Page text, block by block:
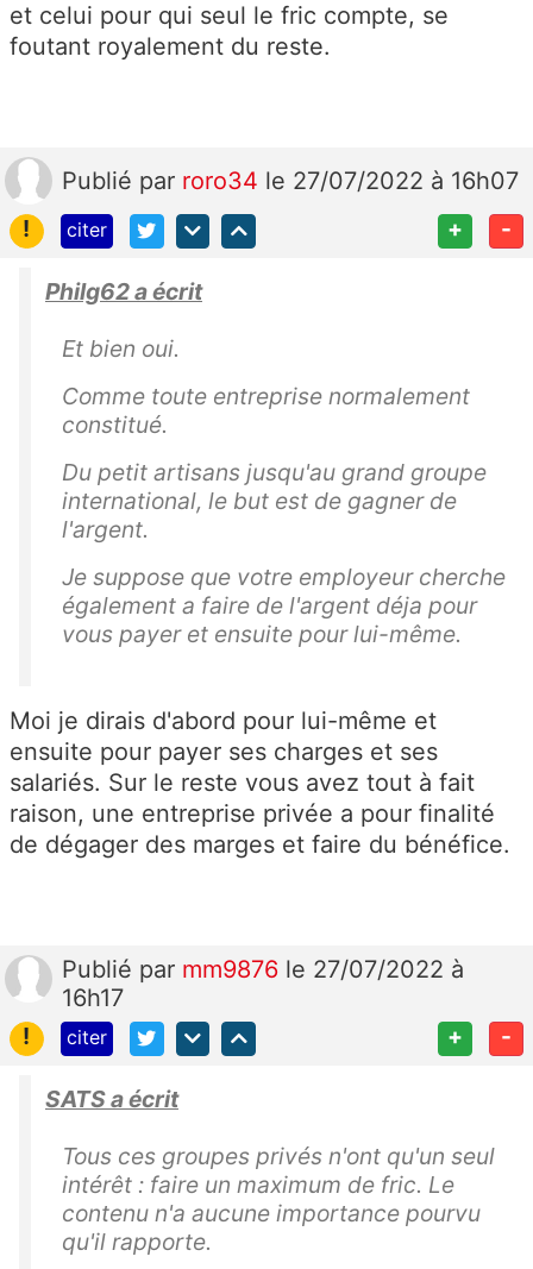
et celui pour qui seul le fric compte, se
foutant royalement du reste.
Publié par roro34 le 27/07/2022 à 16h07
!
citer + -
Philg62 a écrit
Et bien oui.
Comme toute entreprise normalement
constitué.
Du petit artisans jusqu'au grand groupe
international, le but est de gagner de
l'argent.
Je suppose que votre employeur cherche
également a faire de l'argent déja pour
vous payer et ensuite pour lui-même.
Moi je dirais d'abord pour lui-même et
ensuite pour payer ses charges et ses
salariés. Sur le reste vous avez tout à fait
raison, une entreprise privée a pour finalité
de dégager des marges et faire du bénéfice.
Publié par mm9876 le 27/07/2022 à
16h17
!
citer + -
SATS a écrit
Tous ces groupes privés n'ont qu'un seul
intérêt : faire un maximum de fric. Le
contenu n'a aucune importance pourvu
qu'il rapporte.